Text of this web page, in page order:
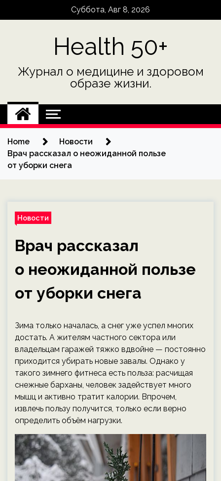
Суббота, Авг 8, 2026
Health 50+
Журнал о медицине и здоровом
образе жизни.
Home
Новости
Врач рассказал о неожиданной пользе
от уборки снега
Новости
Врач рассказал
о неожиданной пользе
от уборки снега
Зима только началась, а снег уже успел многих
достать. А жителям частного сектора или
владельцам гаражей тяжко вдвойне — постоянно
приходится убирать новые завалы. Однако у
такого зимнего фитнеса есть польза: расчищая
снежные барханы, человек задействует много
мышц и активно тратит калории. Впрочем,
извлечь пользу получится, только если верно
определить объём нагрузки.